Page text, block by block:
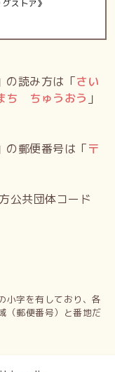
グストア》
」の読み方は「さい
ち ちゅうおう 」
」の郵便番号は「〒
公共団体コード
小字を有しており、各
（郵便番号）と番地だ